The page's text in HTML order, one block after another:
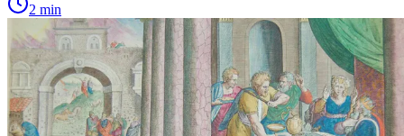
2 min